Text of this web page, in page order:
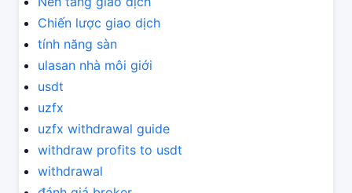
Chiến lược giao dịch
tính năng sàn
ulasan nhà môi giới
usdt
uzfx
uzfx withdrawal guide
withdraw profits to usdt
withdrawal